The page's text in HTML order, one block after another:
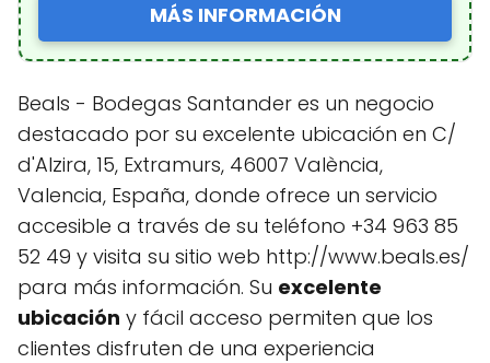
MÁS INFORMACIÓN
Beals - Bodegas Santander es un negocio
destacado por su excelente ubicación en C/
d'Alzira, 15, Extramurs, 46007 València,
Valencia, España, donde ofrece un servicio
accesible a través de su teléfono +34 963 85
52 49 y visita su sitio web http://www.beals.es/
para más información. Su excelente
ubicación y fácil acceso permiten que los
clientes disfruten de una experiencia